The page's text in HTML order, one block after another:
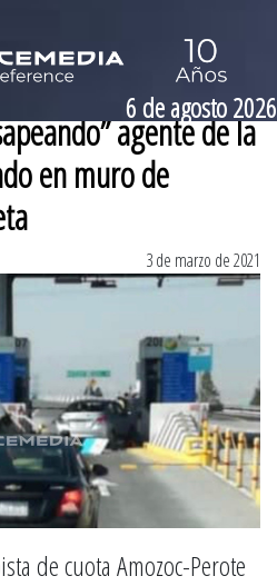
6 de agosto 2026
agente de la
en muro de
3 de marzo de 2021
de cuota Amozoc-Perote